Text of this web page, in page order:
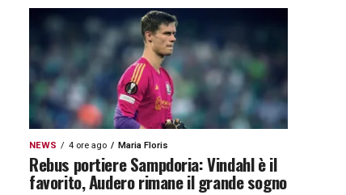
NEWS 4 ore ago Maria Floris
Rebus portiere Sampdoria: Vindahl è il
favorito, Audero rimane il grande sogno